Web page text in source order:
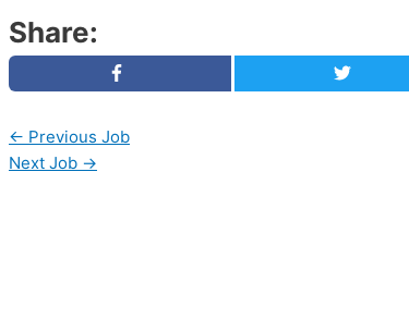
Share:
← Previous Job
Next Job →